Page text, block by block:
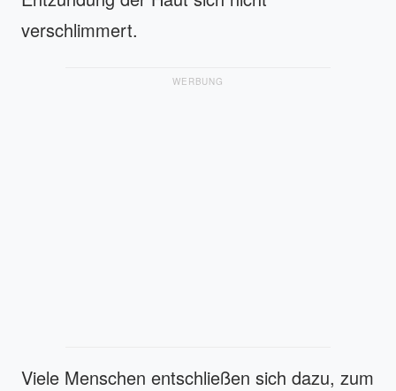
verschlimmert.
WERBUNG
Viele Menschen entschließen sich dazu, zum